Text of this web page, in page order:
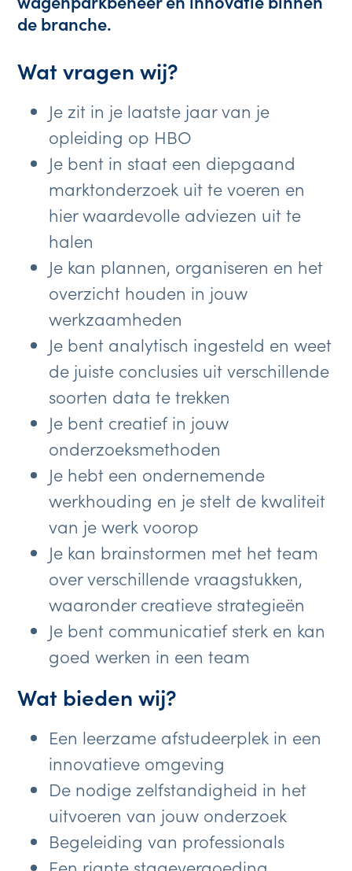
de branche.
Wat vragen wij?
Je zit in je laatste jaar van je
opleiding op HBO
Je bent in staat een diepgaand
marktonderzoek uit te voeren en
hier waardevolle adviezen uit te
halen
Je kan plannen, organiseren en het
overzicht houden in jouw
werkzaamheden
Je bent analytisch ingesteld en weet
de juiste conclusies uit verschillende
soorten data te trekken
Je bent creatief in jouw
onderzoeksmethoden
Je hebt een ondernemende
werkhouding en je stelt de kwaliteit
van je werk voorop
Je kan brainstormen met het team
over verschillende vraagstukken,
waaronder creatieve strategieën
Je bent communicatief sterk en kan
goed werken in een team
Wat bieden wij?
Een leerzame afstudeerplek in een
innovatieve omgeving
De nodige zelfstandigheid in het
uitvoeren van jouw onderzoek
Begeleiding van professionals